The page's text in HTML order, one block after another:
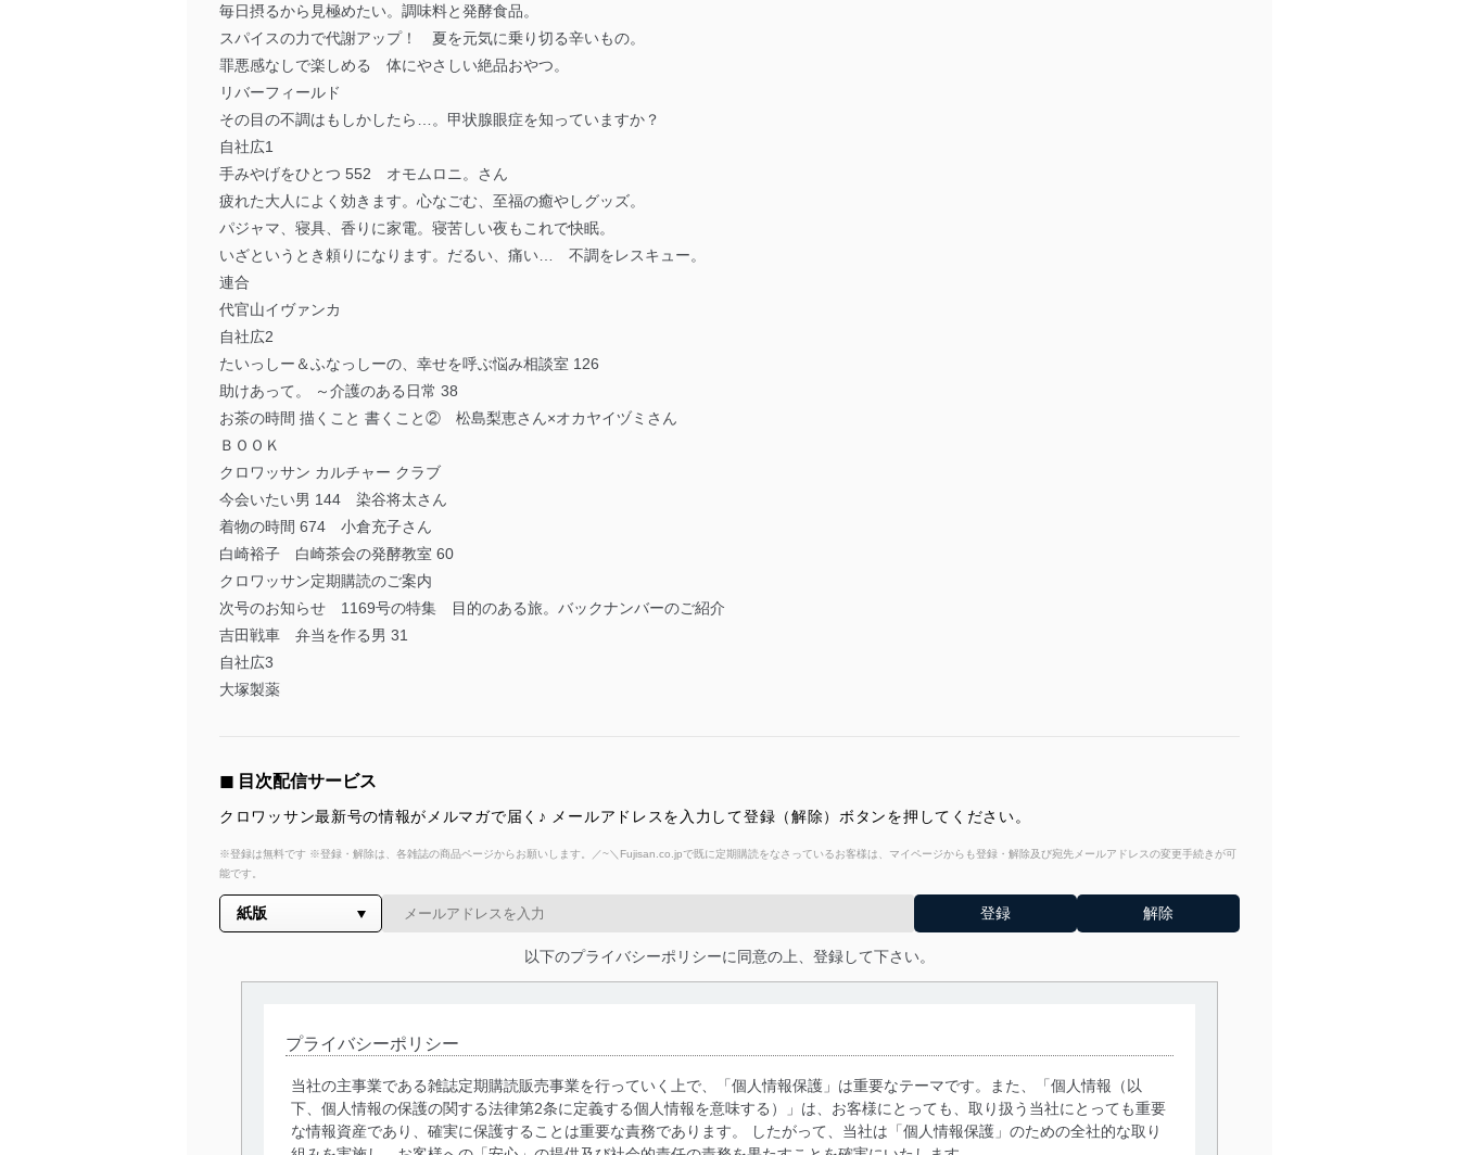
毎日摂るから見極めたい。調味料と発酵食品。
スパイスの力で代謝アップ！ 夏を元気に乗り切る辛いもの。
罪悪感なしで楽しめる 体にやさしい絶品おやつ。
リバーフィールド
その目の不調はもしかしたら…。甲状腺眼症を知っていますか？
自社広1
手みやげをひとつ 552 オモムロニ。さん
疲れた大人によく効きます。心なごむ、至福の癒やしグッズ。
パジャマ、寝具、香りに家電。寝苦しい夜もこれで快眠。
いざというとき頼りになります。だるい、痛い… 不調をレスキュー。
連合
代官山イヴァンカ
自社広2
たいっしー＆ふなっしーの、幸せを呼ぶ悩み相談室 126
助けあって。 ～介護のある日常 38
お茶の時間 描くこと 書くこと② 松島梨恵さん×オカヤイヅミさん
ＢＯＯＫ
クロワッサン カルチャー クラブ
今会いたい男 144 染谷将太さん
着物の時間 674 小倉充子さん
白崎裕子 白崎茶会の発酵教室 60
クロワッサン定期購読のご案内
次号のお知らせ 1169号の特集 目的のある旅。バックナンバーのご紹介
吉田戦車 弁当を作る男 31
自社広3
大塚製薬
◼︎ 目次配信サービス
クロワッサン最新号の情報がメルマガで届く♪ メールアドレスを入力して登録（解除）ボタンを押してください。
※登録は無料です ※登録・解除は、各雑誌の商品ページからお願いします。／~＼Fujisan.co.jpで既に定期購読をなさっているお客様は、マイページからも登録・解除及び宛先メールアドレスの変更手続きが可
能です。
以下のプライバシーポリシーに同意の上、登録して下さい。
プライバシーポリシー
当社の主事業である雑誌定期購読販売事業を行っていく上で、「個人情報保護」は重要なテーマです。また、「個人情報（以
下、個人情報の保護の関する法律第2条に定義する個人情報を意味する）」は、お客様にとっても、取り扱う当社にとっても重要
な情報資産であり、確実に保護することは重要な責務であります。 したがって、当社は「個人情報保護」のための全社的な取り